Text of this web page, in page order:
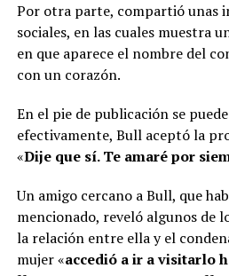
Por otra parte, compartió unas
sociales, en las cuales muestra
en que aparece el nombre del
con un corazón.
En el pie de publicación se
efectivamente, Bull aceptó la
«Dije que sí. Te amaré por
Un amigo cercano a Bull, que
mencionado, reveló algunos de
la relación entre ella y el
mujer «accedió a ir a visitarlo